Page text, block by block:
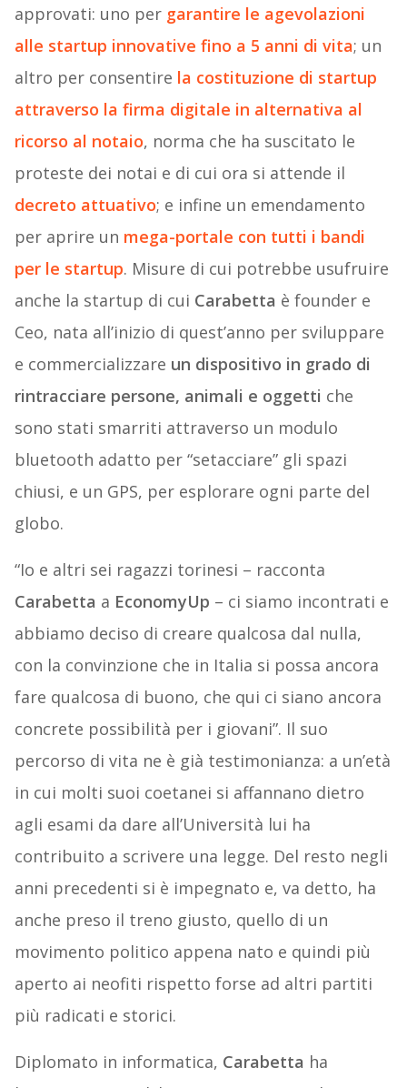
approvati: uno per garantire le agevolazioni
alle startup innovative fino a 5 anni di vita; un
altro per consentire la costituzione di startup
attraverso la firma digitale in alternativa al
ricorso al notaio, norma che ha suscitato le
proteste dei notai e di cui ora si attende il
decreto attuativo; e infine un emendamento
per aprire un mega-portale con tutti i bandi
per le startup. Misure di cui potrebbe usufruire
anche la startup di cui Carabetta è founder e
Ceo, nata all’inizio di quest’anno per sviluppare
e commercializzare un dispositivo in grado di
rintracciare persone, animali e oggetti che
sono stati smarriti attraverso un modulo
bluetooth adatto per “setacciare” gli spazi
chiusi, e un GPS, per esplorare ogni parte del
globo.
“Io e altri sei ragazzi torinesi – racconta
Carabetta a EconomyUp – ci siamo incontrati e
abbiamo deciso di creare qualcosa dal nulla,
con la convinzione che in Italia si possa ancora
fare qualcosa di buono, che qui ci siano ancora
concrete possibilità per i giovani”. Il suo
percorso di vita ne è già testimonianza: a un’età
in cui molti suoi coetanei si affannano dietro
agli esami da dare all’Università lui ha
contribuito a scrivere una legge. Del resto negli
anni precedenti si è impegnato e, va detto, ha
anche preso il treno giusto, quello di un
movimento politico appena nato e quindi più
aperto ai neofiti rispetto forse ad altri partiti
più radicati e storici.
Diplomato in informatica, Carabetta ha